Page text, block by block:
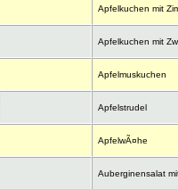
Apfelkuchen mit
Apfelkuchen mit
Apfelmuskuchen
Apfelstrudel
ApfelwÃ¤he
Auberginensalat